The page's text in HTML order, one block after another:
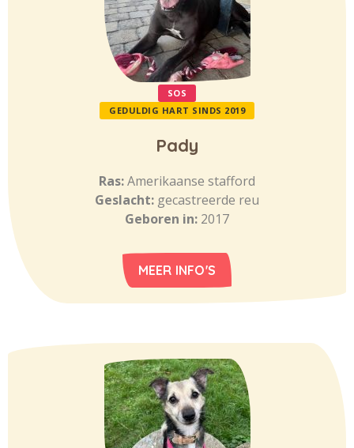
SOS
GEDULDIG HART SINDS 2019
Pady
Ras:Amerikaanse stafford
Geslacht: gecastreerde reu
Geboren in: 2017
MEER INFO'S